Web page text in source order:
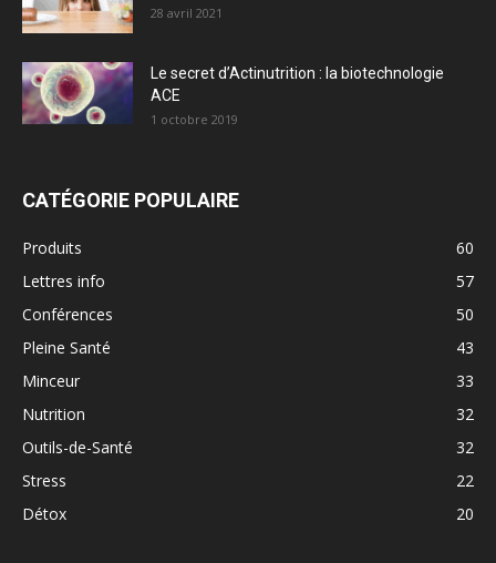
28 avril 2021
Le secret d’Actinutrition : la biotechnologie
ACE
1 octobre 2019
CATÉGORIE POPULAIRE
Produits
60
Lettres info
57
Conférences
50
Pleine Santé
43
Minceur
33
Nutrition
32
Outils-de-Santé
32
Stress
22
Détox
20